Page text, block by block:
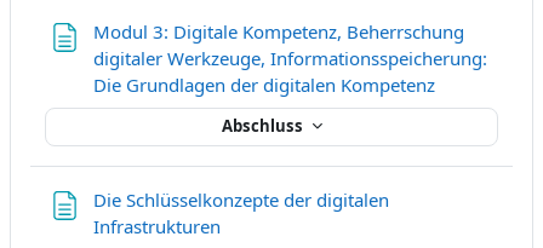
Modul 3: Digitale Kompetenz, Beherrschung
digitaler Werkzeuge, Informationsspeicherung:
Die Grundlagen der digitalen KompetenzTextseite
Abschluss
Die Schlüsselkonzepte der digitalen
Infrastrukturen